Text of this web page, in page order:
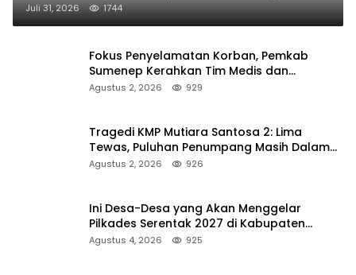
Juli 31, 2026 1744
Fokus Penyelamatan Korban, Pemkab
Sumenep Kerahkan Tim Medis dan
Ambulans ke Pelabuhan Kalianget
Agustus 2, 2026 929
Tragedi KMP Mutiara Santosa 2: Lima
Tewas, Puluhan Penumpang Masih Dalam
Pencarian
Agustus 2, 2026 926
Ini Desa-Desa yang Akan Menggelar
Pilkades Serentak 2027 di Kabupaten
Sumenep
Agustus 4, 2026 925